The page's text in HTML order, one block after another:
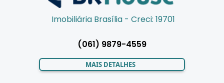
Imobiliária Brasília - Creci: 19701
(061) 9879-4559
MAIS DETALHES